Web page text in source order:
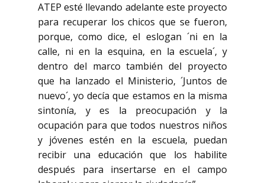
ATEP esté llevando adelante este proyecto
para recuperar los chicos que se fueron,
porque, como dice, el eslogan ´ni en la
calle, ni en la esquina, en la escuela´, y
dentro del marco también del proyecto
que ha lanzado el Ministerio, ´Juntos de
nuevo´, yo decía que estamos en la misma
sintonía, y es la preocupación y la
ocupación para que todos nuestros niños
y jóvenes estén en la escuela, puedan
recibir una educación que los habilite
después para insertarse en el campo